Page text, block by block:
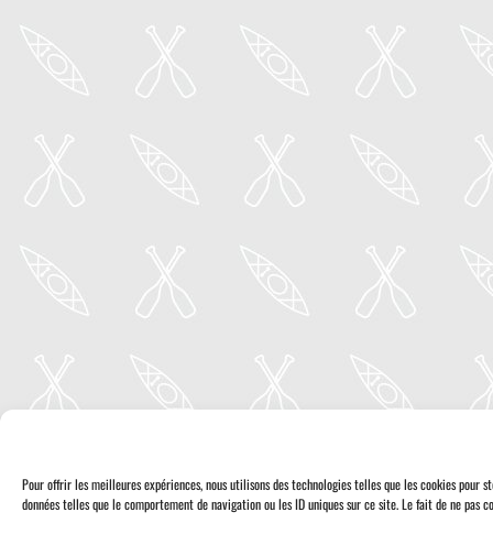
Pour offrir les meilleures expériences, nous utilisons des technologies telles que les cookies
données telles que le comportement de navigation ou les ID uniques sur ce site. Le fait de ne